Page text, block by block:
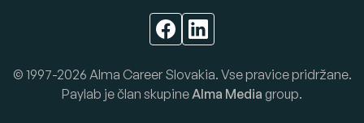
© 1997-2026 Alma Career Slovakia. Vse pravice pridržane.
Paylab je član skupineAlma Media group.